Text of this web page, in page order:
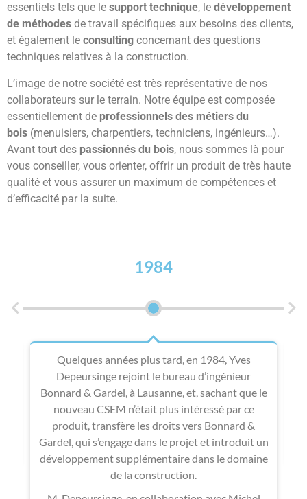
essentiels tels que le support technique, le développement
de méthodes de travail spécifiques aux besoins des clients,
et également le consulting concernant des questions
techniques relatives à la construction.
L’image de notre société est très représentative de nos
collaborateurs sur le terrain. Notre équipe est composée
essentiellement de professionnels des métiers du
bois (menuisiers, charpentiers, techniciens, ingénieurs…).
Avant tout des passionnés du bois, nous sommes là pour
vous conseiller, vous orienter, offrir un produit de très haute
qualité et vous assurer un maximum de compétences et
d’efficacité par la suite.
1984
Quelques années plus tard, en 1984, Yves
Depeursinge rejoint le bureau d’ingénieur
Bonnard & Gardel, à Lausanne, et, sachant que le
nouveau CSEM n’était plus intéressé par ce
produit, transfère les droits vers Bonnard &
Gardel, qui s’engage dans le projet et introduit un
développement supplémentaire dans le domaine
de la construction.